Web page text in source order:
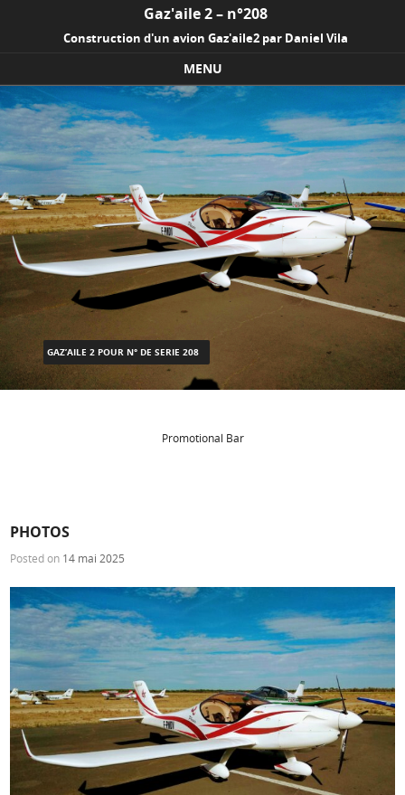
Gaz'aile 2 – n°208
Construction d'un avion Gaz'aile2 par Daniel Vila
MENU
Skip to content
GAZ’AILE 2 POUR N° DE SERIE 208
Promotional Bar
PHOTOS
Posted on 14 mai 2025